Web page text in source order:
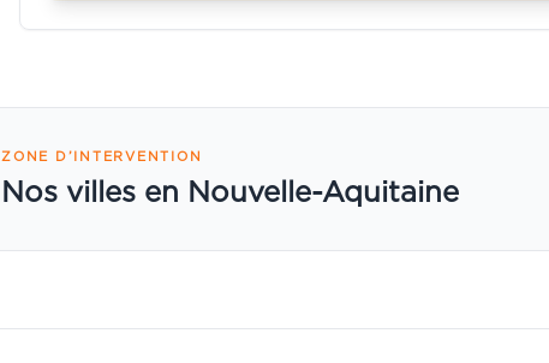
ZONE D’INTERVENTION
Nos villes en Nouvelle-Aquitaine